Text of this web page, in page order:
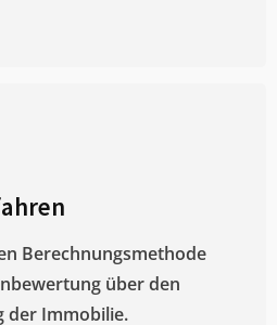
Berechnungsmethode
über den
der Immobilie.